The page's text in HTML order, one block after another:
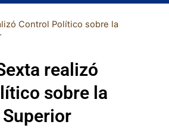
Control Político sobre la
realizó
sobre la